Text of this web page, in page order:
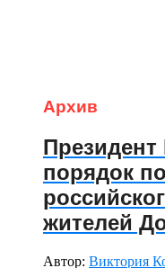
Архив
Президент
порядок
жителей
Автор: Виктория